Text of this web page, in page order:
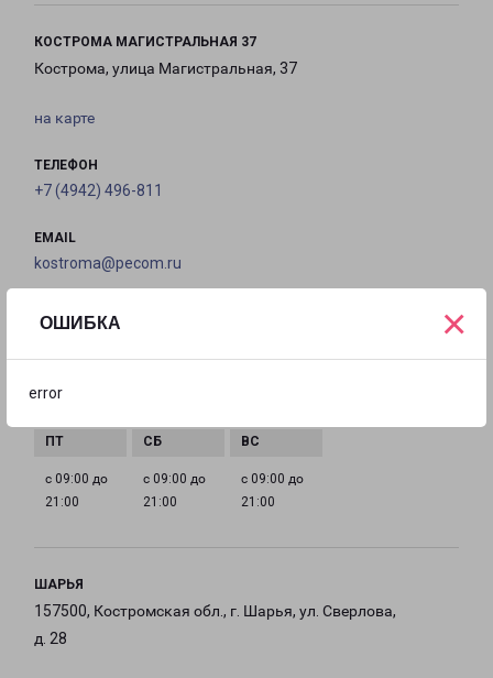
ОШИБКА
error
×
КОСТРОМА МАГИСТРАЛЬНАЯ 37
Кострома, улица Магистральная, 37
на карте
ТЕЛЕФОН
+7 (4942) 496-811
EMAIL
kostroma@pecom.ru
с 09:00 до
21:00
с 09:00 до
21:00
с 09:00 до
21:00
ШАРЬЯ
157500, Костромская обл., г. Шарья, ул. Сверлова,
д. 28